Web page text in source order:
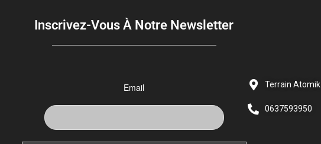
Inscrivez-Vous À Notre Newsletter
Email Terrain Atomik
0637593950